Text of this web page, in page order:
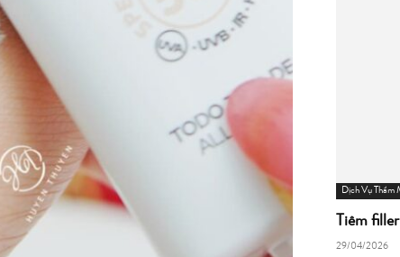
Dịch Vụ Thẩm
Tiêm
29/04/2026